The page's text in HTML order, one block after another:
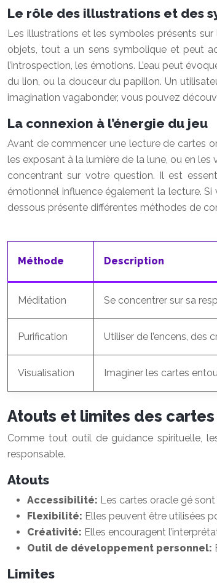
Le rôle des illustrations et des
Les illustrations et les symboles présents
objets, tout a un sens symbolique et peut
l’introspection, les émotions. L’eau peut
du lion, ou la douceur du papillon. Un
imagination vagabonder, vous pouvez
La connexion à l’énergie du jeu
Avant de commencer une lecture de cartes
les exposant à la lumière de la lune, ou en
concentrant sur votre question. Il est
émotionnel influence également la lecture.
dessous présente différentes méthodes de
Méthode Description
Méditation Se concentrer sur sa
Purification Utiliser de l’encens, des
Visualisation Imaginer les cartes
Atouts et limites des
Comme tout outil de guidance spirituelle,
responsable.
Atouts
Accessibilité: Les cartes oracle gé
Flexibilité: Elles peuvent être utilisées
Créativité: Elles encouragent
Outil de développement personnel:
Limites